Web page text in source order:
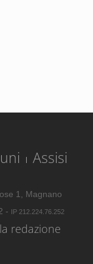
Assisi
1, Magnano
- IP 212.224.76.252
redazione